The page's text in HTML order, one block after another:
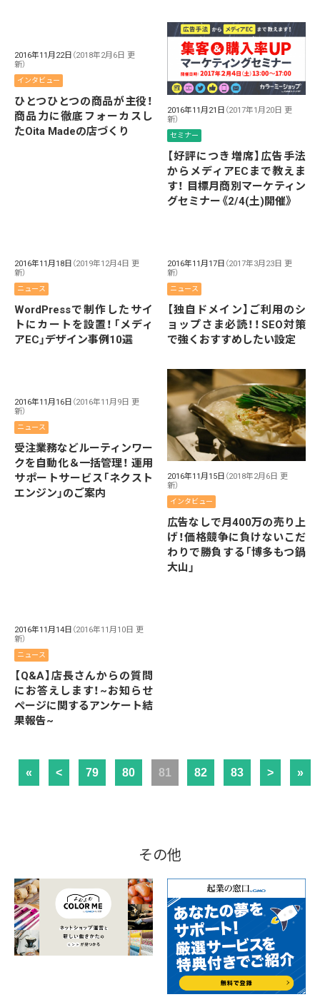
2016年11月22日 （2018年2月6日 更
新）
インタビュー
ひとつひとつの商品が主役！
商品力に徹底フォーカスし
たOita Madeの店づくり
2016年11月21日 （2017年1月20日 更
新）
セミナー
【好評につき増席】広告手法
からメディアECまで教えま
す！ 目標月商別マーケティン
グセミナー《2/4(土)開催》
2016年11月18日 （2019年12月4日 更
新）
ニュース
WordPressで制作したサイ
トにカートを設置！「メディ
アEC」デザイン事例10選
2016年11月17日 （2017年3月23日 更
新）
ニュース
【独自ドメイン】ご利用のシ
ョップさま必読！！SEO対策
で強くおすすめしたい設定
2016年11月16日 （2016年11月9日 更
新）
ニュース
受注業務などルーティンワー
クを自動化＆一括管理！ 運用
サポートサービス「ネクスト
エンジン」のご案内
2016年11月15日 （2018年2月6日 更
新）
インタビュー
広告なしで月400万の売り上
げ！価格競争に負けないこだ
わりで勝負する「博多もつ鍋
大山」
2016年11月14日 （2016年11月10日 更
新）
ニュース
【Q&A】店長さんからの質問
にお答えします！~お知らせ
ページに関するアンケート結
果報告~
« < 79 80 81 82 83 > »
その他